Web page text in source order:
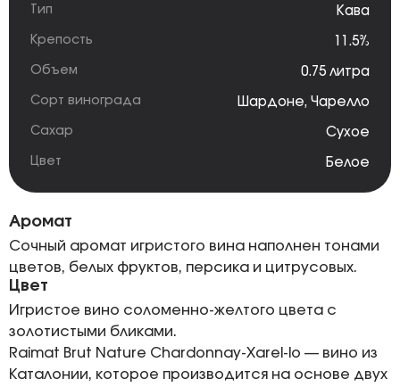
Тип Кава
Крепость 11.5%
Объем 0.75 литра
Сорт винограда Шардоне, Чарелло
Сахар Сухое
Цвет Белое
Аромат
Сочный аромат игристого вина наполнен тонами
цветов, белых фруктов, персика и цитрусовых.
Цвет
Игристое вино соломенно-желтого цвета с
золотистыми бликами.
Raimat Brut Nature Chardonnay-Xarel-lo — вино из
Каталонии, которое производится на основе двух